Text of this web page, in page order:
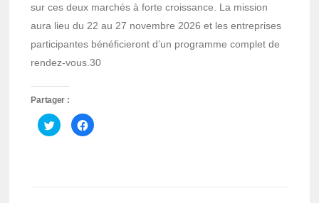
sur ces deux marchés à forte croissance. La mission
aura lieu du 22 au 27 novembre 2026 et les entreprises
participantes bénéficieront d’un programme complet de
rendez-vous.30
Partager :
Cliquez
pour
partager
Cliquez
pour